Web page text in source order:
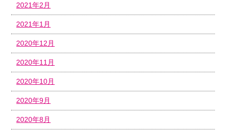
2021年2月
2021年1月
2020年12月
2020年11月
2020年10月
2020年9月
2020年8月